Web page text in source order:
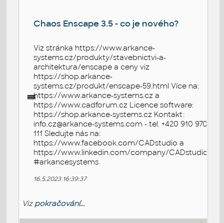
Chaos Enscape 3.5 - co je nového?
Viz stránka https://www.arkance-
systems.cz/produkty/stavebnictvi-a-
architektura/enscape a ceny viz
https://shop.arkance-
systems.cz/produkt/enscape-59.html Více na:
https://www.arkance-systems.cz a
https://www.cadforum.cz Licence software:
https://shop.arkance-systems.cz Kontakt:
info.cz@arkance-systems.com - tel. +420 910 970
111 Sledujte nás na:
https://www.facebook.com/CADstudio a
https://www.linkedin.com/company/CADstudio
#arkancesystems
16.5.2023 16:39:37
Viz pokračování...